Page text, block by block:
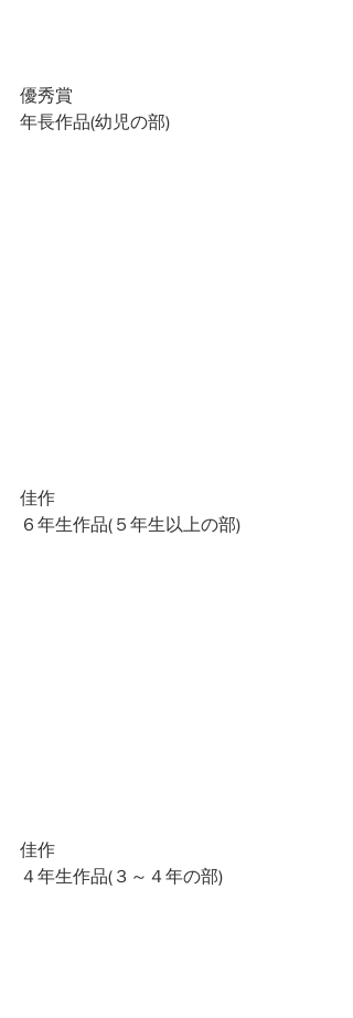
優秀賞
年長作品(幼児の部)
佳作
６年生作品(５年生以上の部)
佳作
４年生作品(３～４年の部)